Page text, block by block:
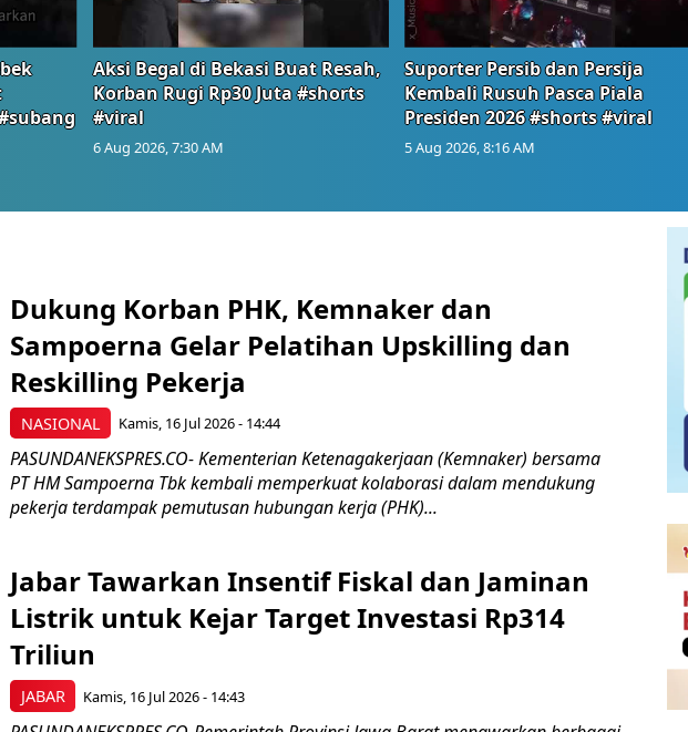
Aksi Begal di Bekasi Buat Resah,
Korban Rugi Rp30 Juta #shorts
#viral
6 Aug 2026, 7:30 AM
Suporter Persib dan Persija
Kembali Rusuh Pasca Piala
Presiden 2026 #shorts #viral
5 Aug 2026, 8:16 AM
NASIONAL
Dukung Korban PHK, Kemnaker dan
Sampoerna Gelar Pelatihan Upskilling dan
Reskilling Pekerja
Kamis, 16 Jul 2026 - 14:44
PASUNDANEKSPRES.CO- Kementerian Ketenagakerjaan (Kemnaker) bersama
PT HM Sampoerna Tbk kembali memperkuat kolaborasi dalam mendukung
pekerja terdampak pemutusan hubungan kerja (PHK)...
JABAR
Jabar Tawarkan Insentif Fiskal dan Jaminan
Listrik untuk Kejar Target Investasi Rp314
Triliun
Kamis, 16 Jul 2026 - 14:43